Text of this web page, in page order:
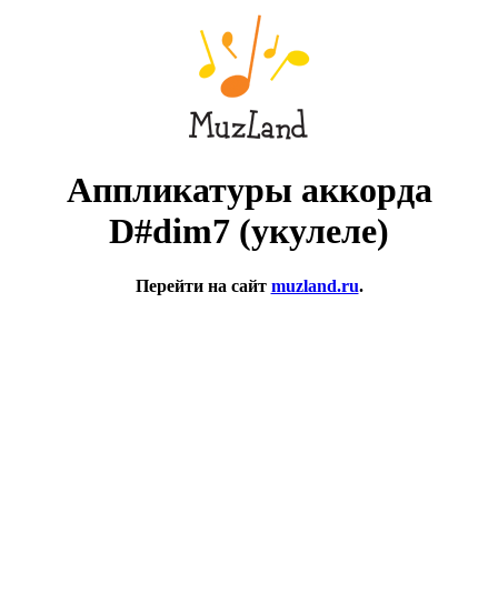
Аппликатуры аккорда
D#dim7 (укулеле)
Перейти на сайт muzland.ru.